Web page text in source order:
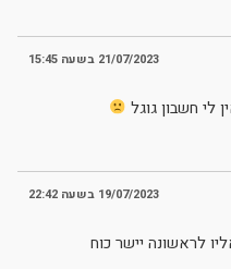
21/07/2023 בשעה 15:45
לי חשבון גוגל
19/07/2023 בשעה 22:42
לראשונה יישר כוח